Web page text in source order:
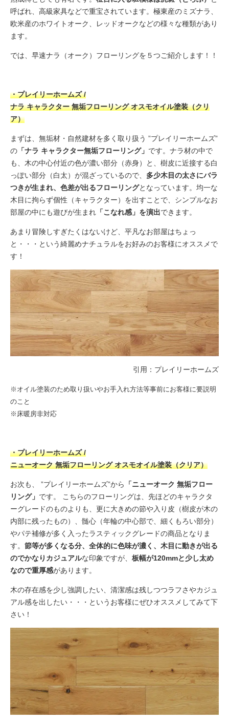
呼ばれ、高級家具などで重宝されています。極東産のミズナラ、
欧米産のホワイトオーク、レッドオークなどの様々な種類があり
ます。
では、早速ナラ（オーク）フローリングを５つご紹介します！！
・プレイリーホームズ /
ナラ キャラクター 無垢フローリング オスモオイル塗装（クリ
ア）
まずは、無垢材・自然建材を多く取り扱う ”プレイリーホームズ”
の 「ナラ キャラクター無垢フローリング」 です。ナラ材の中で
も、木の中心付近の色が濃い部分（赤身）と、樹皮に近接する白
っぽい部分（白太）が混ざっているので、 多少木目の太さにバラ
つきが生まれ、色差が出るフローリングとなっています。均一な
木目に拘らず個性（キャラクター）を出すことで、シンプルなお
部屋の中にも遊びが生まれ 「こなれ感」を演出できます。
あまり冒険しすぎたくはないけど、平凡なお部屋はちょっ
と・・・という綺麗めナチュラルをお好みのお客様にオススメで
す！
引用： プレイリーホームズ
※オイル塗装のため取り扱いやお手入れ方法等事前にお客様に要説明
のこと
※床暖房非対応
・プレイリーホームズ /
ニューオーク 無垢フローリング オスモオイル塗装（クリア）
お次も、 ”プレイリーホームズ”から
「ニューオーク 無垢フロー
リング」 です。 こちらのフローリングは、先ほどのキャラクタ
ーグレードのものよりも、更に大きめの節や入り皮（樹皮が木の
内部に残ったもの）、髄心（年輪の中心部で、細くもろい部分）
やパテ補修が多く入ったラスティックグレードの商品となりま
す。 節等が多くなる分、全体的に色味が濃く、木目に動きが出る
のでかなりカジュアルな印象ですが、 板幅が120mmと少し太め
なので重厚感があります。
木の存在感を少し強調したい、清潔感は残しつつラフさやカジュ
アル感を出したい・・・というお客様にぜひオススメしてみて下
さい！